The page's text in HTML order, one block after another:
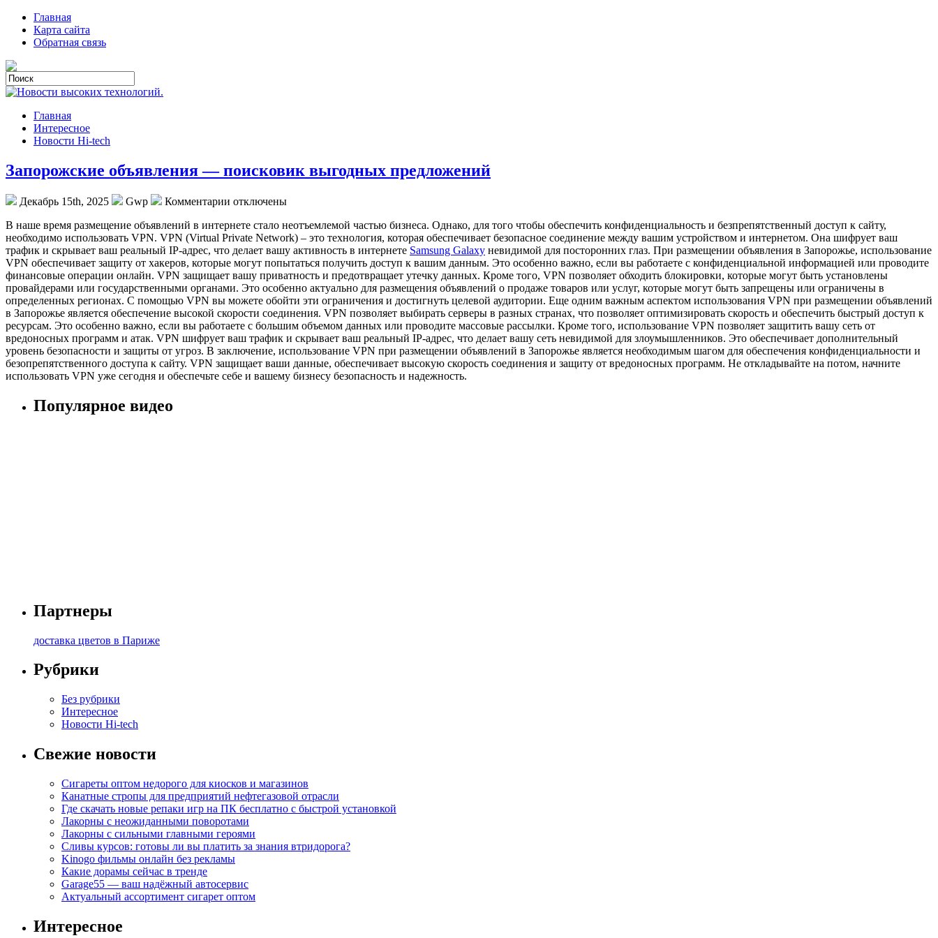
Главная
Карта сайта
Обратная связь
Главная
Интересное
Новости Hi-tech
Запорожские объявления — поисковик выгодных предложений
Декабрь 15th, 2025 Gwp
Комментарии отключены
В нaшe врeмя рaзмeщeниe объявлений в интернете стало неотъемлемой частью бизнеса. Однако, для того чтобы обеспечить конфиденциальность и безпрепятственный доступ к сайту,
необходимо использовать VPN. VPN (Virtual Private Network) – это технология, которая обеспечивает безопасное соединение между вашим устройством и интернетом. Она шифрует ваш
трафик и скрывает ваш реальный IP-адрес, что делает вашу активность в интернете Samsung Galaxy невидимой для посторонних глаз. При размещении объявления в Запорожье, использование
VPN обеспечивает защиту от хакеров, которые могут попытаться получить доступ к вашим данным. Это особенно важно, если вы работаете с конфиденциальной информацией или проводите
финансовые операции онлайн. VPN защищает вашу приватность и предотвращает утечку данных. Кроме того, VPN позволяет обходить блокировки, которые могут быть установлены
провайдерами или государственными органами. Это особенно актуально для размещения объявлений о продаже товаров или услуг, которые могут быть запрещены или ограничены в
определенных регионах. С помощью VPN вы можете обойти эти ограничения и достигнуть целевой аудитории. Еще одним важным аспектом использования VPN при размещении объявлений
в Запорожье является обеспечение высокой скорости соединения. VPN позволяет выбирать серверы в разных странах, что позволяет оптимизировать скорость и обеспечить быстрый доступ к
ресурсам. Это особенно важно, если вы работаете с большим объемом данных или проводите массовые рассылки. Кроме того, использование VPN позволяет защитить вашу сеть от
вредоносных программ и атак. VPN шифрует ваш трафик и скрывает ваш реальный IP-адрес, что делает вашу сеть невидимой для злоумышленников. Это обеспечивает дополнительный
уровень безопасности и защиты от угроз. В заключение, использование VPN при размещении объявлений в Запорожье является необходимым шагом для обеспечения конфиденциальности и
безопрепятственного доступа к сайту. VPN защищает ваши данные, обеспечивает высокую скорость соединения и защиту от вредоносных программ. Не откладывайте на потом, начните
использовать VPN уже сегодня и обеспечьте себе и вашему бизнесу безопасность и надежность.
Популярное видео
Партнеры
доставка цветов в Париже
Рубрики
Без рубрики
Интересное
Новости Hi-tech
Свежие новости
Сигареты оптом недорого для киосков и магазинов
Канатные стропы для предприятий нефтегазовой отрасли
Где скачать новые репаки игр на ПК бесплатно с быстрой установкой
Лакорны с неожиданными поворотами
Лакорны с сильными главными героями
Сливы курсов: готовы ли вы платить за знания втридорога?
Kinogo фильмы онлайн без рекламы
Какие дорамы сейчас в тренде
Garage55 — ваш надёжный автосервис
Актуальный ассортимент сигарет оптом
Интересное